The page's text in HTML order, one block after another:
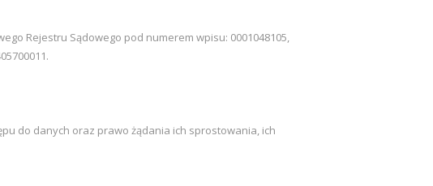
Rejestru Sądowego pod numerem wpisu: 0001048105,
do danych oraz prawo żądania ich sprostowania, ich